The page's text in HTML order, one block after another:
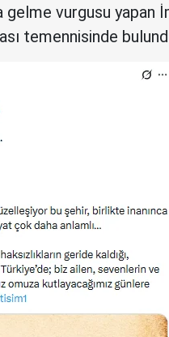
vurgusu yapan
temennisinde